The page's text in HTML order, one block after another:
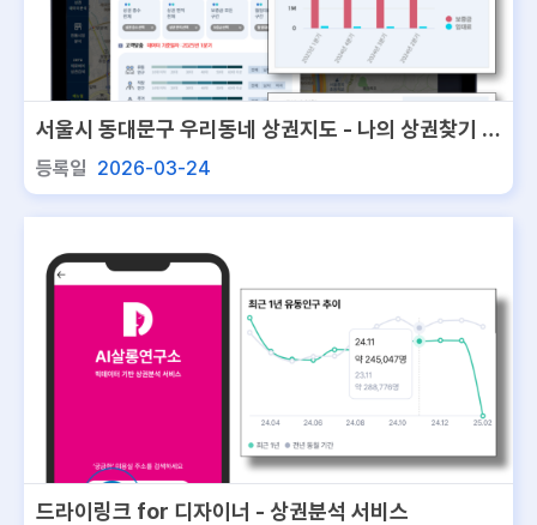
서울시 동대문구 우리동네 상권지도 - 나의 상권찾기 서
비스
등록일 2026-03-24
드라이링크 for 디자이너 - 상권분석 서비스